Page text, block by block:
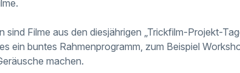
sind Filme aus den diesjährigen „Trickfilm-Projekt-
ein buntes Rahmenprogramm, zum Beispiel
machen.